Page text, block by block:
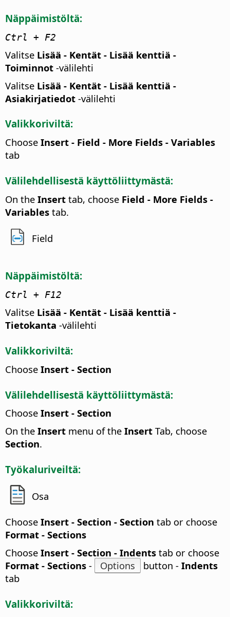
Näppäimistöltä:
Ctrl + F2
Valitse Lisää - Kentät - Lisää kenttiä -
Toiminnot -välilehti
Valitse Lisää - Kentät - Lisää kenttiä -
Asiakirjatiedot -välilehti
Valikkoriviltä:
Choose Insert - Field - More Fields - Variables
tab
Välilehdellisestä käyttöliittymästä:
On the Insert tab, choose Field - More Fields -
Variables tab.
Field
Näppäimistöltä:
Ctrl + F12
Valitse Lisää - Kentät - Lisää kenttiä -
Tietokanta -välilehti
Valikkoriviltä:
Choose Insert - Section
Välilehdellisestä käyttöliittymästä:
Choose Insert - Section
On the Insert menu of the Insert Tab, choose
Section.
Työkaluriveiltä:
Osa
Choose Insert - Section - Section tab or choose
Format - Sections
Choose Insert - Section - Indents tab or choose
Format - Sections - Options button - Indents
tab
Valikkoriviltä: